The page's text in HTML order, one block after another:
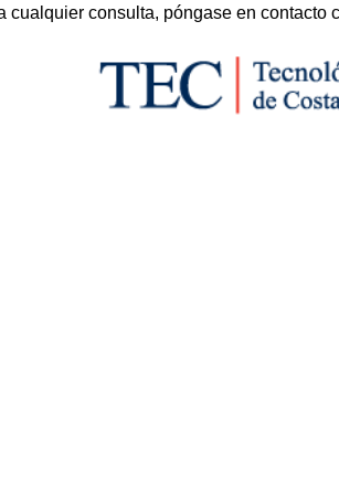
cualquier consulta, póngase en contacto